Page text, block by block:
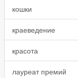
кошки
краеведение
красота
лауреат премий